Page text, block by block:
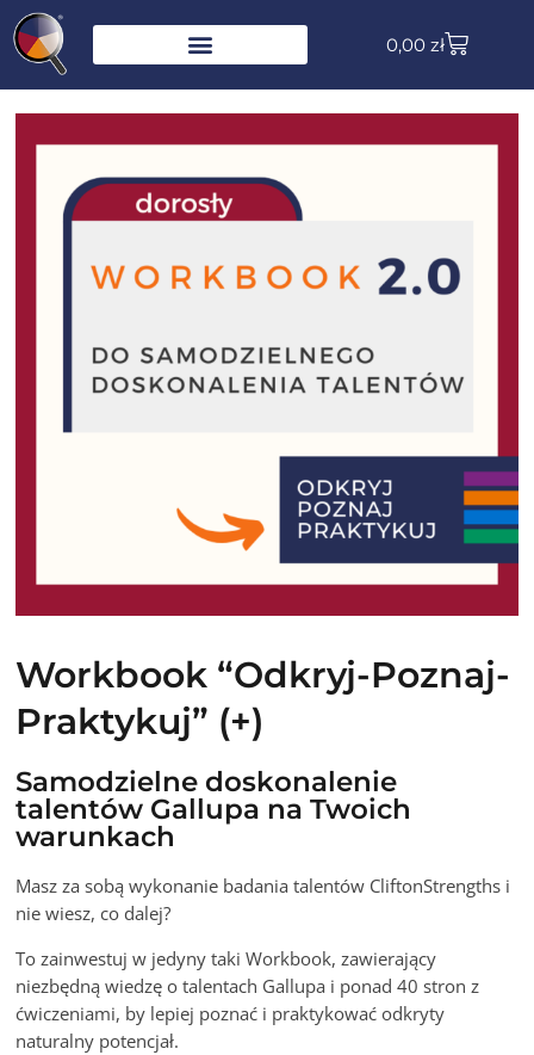
0,00 zł
Workbook “Odkryj-Poznaj-
Praktykuj” (+)
Samodzielne doskonalenie
talentów Gallupa na Twoich
warunkach
Masz za sobą wykonanie badania talentów CliftonStrengths i
nie wiesz, co dalej?
To zainwestuj w jedyny taki Workbook, zawierający
niezbędną wiedzę o talentach Gallupa i ponad 40 stron z
ćwiczeniami, by lepiej poznać i praktykować odkryty
naturalny potencjał.